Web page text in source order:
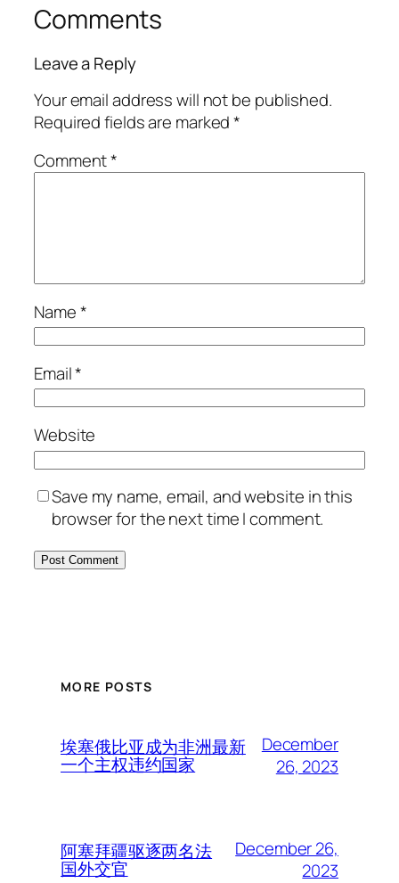
Comments
Leave a Reply
Your email address will not be published.
Required fields are marked*
Comment*
Name*
Email*
Website
Save my name, email, and website in this
browser for the next time I comment.
MORE POSTS
埃塞俄比亚成为非洲最新
一个主权违约国家
December
26, 2023
阿塞拜疆驱逐两名法
国外交官
December 26,
2023